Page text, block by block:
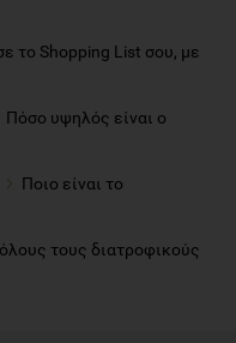
το Shopping List σου, με
Πόσο υψηλός είναι ο
Ποιο είναι το
τους διατροφικούς